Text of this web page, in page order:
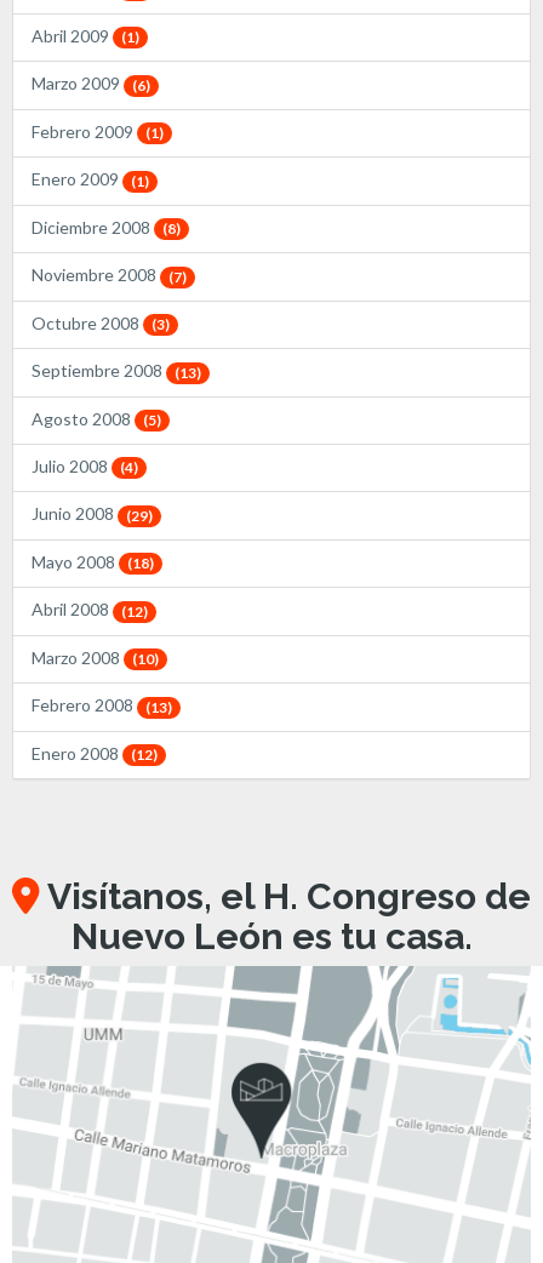
Abril 2009 (1)
Marzo 2009 (6)
Febrero 2009 (1)
Enero 2009 (1)
Diciembre 2008 (8)
Noviembre 2008 (7)
Octubre 2008 (3)
Septiembre 2008 (13)
Agosto 2008 (5)
Julio 2008 (4)
Junio 2008 (29)
Mayo 2008 (18)
Abril 2008 (12)
Marzo 2008 (10)
Febrero 2008 (13)
Enero 2008 (12)
Visítanos, el H. Congreso de
Nuevo León es tu casa.